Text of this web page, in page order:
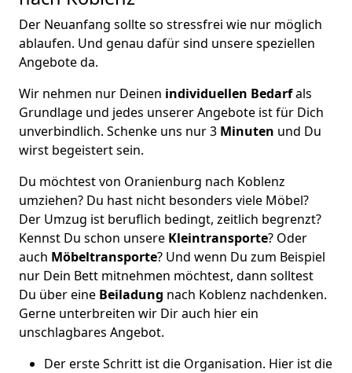
Der Neuanfang sollte so stressfrei wie nur möglich
ablaufen. Und genau dafür sind unsere speziellen
Angebote da.
Wir nehmen nur Deinen individuellen Bedarfals
Grundlage und jedes unserer Angebote ist für Dich
unverbindlich. Schenke uns nur 3 Minuten und Du
wirst begeistert sein.
Du möchtest von Oranienburg nach Koblenz
umziehen? Du hast nicht besonders viele Möbel?
Der Umzug ist beruflich bedingt, zeitlich begrenzt?
Kennst Du schon unsere Kleintransporte? Oder
auch Möbeltransporte? Und wenn Du zum Beispiel
nur Dein Bett mitnehmen möchtest, dann solltest
Du über eine Beiladung nach Koblenz nachdenken.
Gerne unterbreiten wir Dir auch hier ein
unschlagbares Angebot.
Der erste Schritt ist die Organisation. Hier ist die